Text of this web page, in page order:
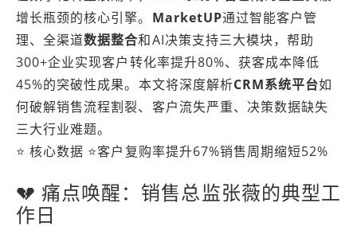
增长瓶颈的核心引擎。 MarketUP通过智能客户管
理、全渠道数据整合和AI决策支持三大模块，帮助
300+企业实现客户转化率提升80%、 获客成本降低
45%的突破性成果。本文将深度解析CRM系统平台如
何破解销售流程割裂、客户流失严重、决策数据缺失
三大行业难题。
⭐️ 核心数据 ⭐️客户复购率提升67%销售周期缩短52%
💔 痛点唤醒：销售总监张薇的典型工
作日